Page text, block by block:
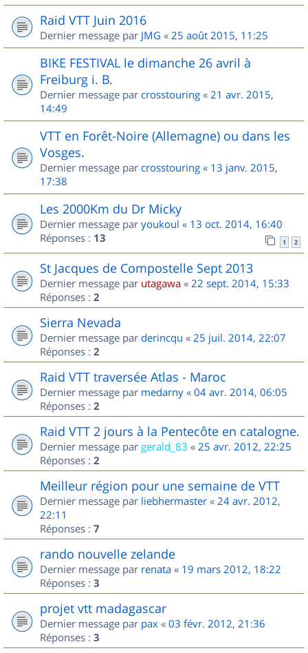
Raid VTT Juin 2016
Dernier message par JMG « 25 août 2015, 11:25
BIKE FESTIVAL le dimanche 26 avril à
Freiburg i. B.
Dernier message par crosstouring « 21 avr. 2015,
14:49
VTT en Forêt-Noire (Allemagne) ou dans les
Vosges.
Dernier message par crosstouring « 13 janv. 2015,
17:38
Les 2000Km du Dr Micky
Dernier message par youkoul « 13 oct. 2014, 16:40
Réponses : 13 1 2
St Jacques de Compostelle Sept 2013
Dernier message par utagawa « 22 sept. 2014, 15:33
Réponses : 2
Sierra Nevada
Dernier message par derincqu « 25 juil. 2014, 22:07
Réponses : 2
Raid VTT traversée Atlas - Maroc
Dernier message par medarny « 04 avr. 2014, 06:05
Réponses : 2
Raid VTT 2 jours à la Pentecôte en catalogne.
Dernier message par gerald_83 « 25 avr. 2012, 22:25
Réponses : 2
Meilleur région pour une semaine de VTT
Dernier message par liebhermaster « 24 avr. 2012,
22:11
Réponses : 7
rando nouvelle zelande
Dernier message par renata « 19 mars 2012, 18:22
Réponses : 3
projet vtt madagascar
Dernier message par pax « 03 févr. 2012, 21:36
Réponses : 3